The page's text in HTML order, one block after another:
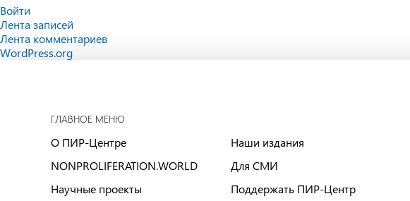
Войти
Лента записей
Лента комментариев
WordPress.org
ГЛАВНОЕ МЕНЮ
О ПИР-Центре
NONPROLIFERATION.WORLD
Научные проекты
Наши издания
Для СМИ
Поддержать ПИР-Центр